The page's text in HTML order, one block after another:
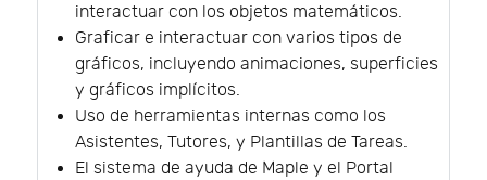
interactuar con los objetos matemáticos.
Graficar e interactuar con varios tipos de
gráficos, incluyendo animaciones, superficies
y gráficos implícitos.
Uso de herramientas internas como los
Asistentes, Tutores, y Plantillas de Tareas.
El sistema de ayuda de Maple y el Portal